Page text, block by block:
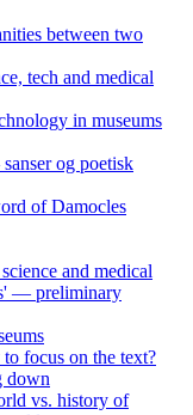
between two
tech and medical
in museums
og poetisk
of Damocles
and medical
— preliminary
focus on the text?
down
vs. history of